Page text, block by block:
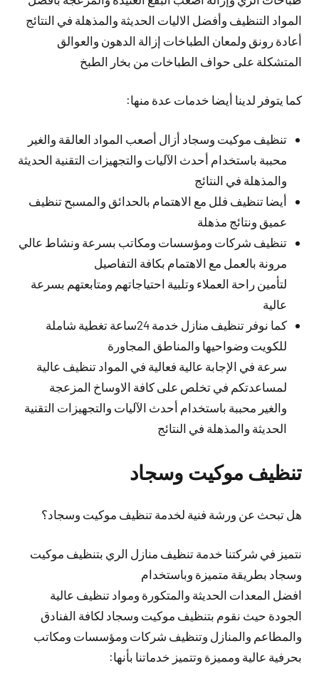
المواد التنظيف وأفضل الاليات الحديثة والمذهلة في النتائج
أعادة رونق ولمعان الطباخات إزالة الدهون والعوالق
المتشكلة على حواف الطباخات من بخار الطبخ
كما يتوفر لدينا أيضا خدمات عدة منها:
تنظيف موكيت وسجاد أزال أصعب المواد العالقة والغير
محببة باستخدام أحدث الآليات والتجهيزات التقنية الحديثة
والمذهلة في النتائج
أيضا تنظيف فلل مع الاهتمام بالحدائق والمسبح تنظيف
عميق ونتائج مذهلة
تنظيف شركات ومؤسسات ومكاتب بسرعة ونشاط عالي
مرونة بالعمل مع الاهتمام بكافة التفاصيل
لتأمين راحة العملاء وتلبية احتياجاتهم ومتابعتهم بسرعة
عالية
كما نوفر تنظيف منازل خدمة 24ساعة تغطية شاملة
للكويت وضواحيها والمناطق المجاورة
سرعة في الإجابة عالية فعالية في المواد تنظيف عالية
لمساعدتكم في تخلص على كافة الاوساخ المزعجة
والغير محببة باستخدام أحدث الآليات والتجهيزات التقنية
الحديثة والمذهلة في النتائج
تنظيف موكيت وسجاد
هل تبحث عن ورشة فنية لخدمة تنظيف موكيت وسجاد؟
نتميز في شركتنا خدمة تنظيف منازل الري بتنظيف موكيت
وسجاد بطريقة متميزة وباستخدام
افضل المعدات الحديثة والمتكورة ومواد تنظيف عالية
الجودة حيث نقوم بتنظيف موكيت وسجاد لكافة الفنادق
والمطاعم والمنازل وتنظيف شركات ومؤسسات ومكاتب
بحرفية عالية ومميزة وتتميز خدماتنا بأنها: